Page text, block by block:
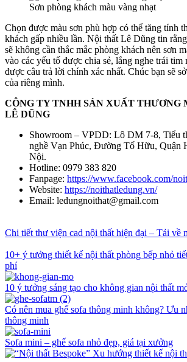
Sơn phòng khách màu vàng nhạt
Chọn được màu sơn phù hợp có thể tăng tính
khách gấp nhiều lần. Nội thất Lê Dũng tin
sẽ không cần thắc mắc phòng khách nên sơn
vào các yếu tố được chia sẻ, lắng nghe trái tim
được câu trả lời chính xác nhất. Chúc bạn sẽ
của riêng mình.
CÔNG TY TNHH SẢN XUẤT THƯƠNG
LÊ DŨNG
Showroom – VPDD: Lô DM 7-8, Tiểu
nghề Vạn Phúc, Đường Tố Hữu, Quận
Nội.
Hotline: 0979 383 820
Fanpage: https://www.facebook.com/
Website: https://noithatledung.vn/
Email: ledungnoithat@gmail.com
Chi tiết thư viện cad nội thất hiện đại – Tải về
10+ ý tưởng thiết kế nội thất phòng bếp nhỏ
phí
10 ý tưởng sáng tạo cho không gian nội thất
Có nên mua ghế sofa thông minh không? Ưu
thông minh
Sofa mini – ghế sofa nhỏ đẹp, giá tại xưởng